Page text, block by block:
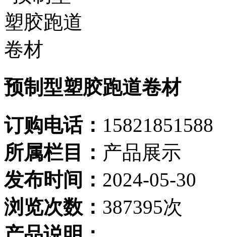
预制型塑胶跑道卷材
订购电话： 15821851588
所属栏目： 产品展示
发布时间： 2024-05-30
浏览次数： 387395次